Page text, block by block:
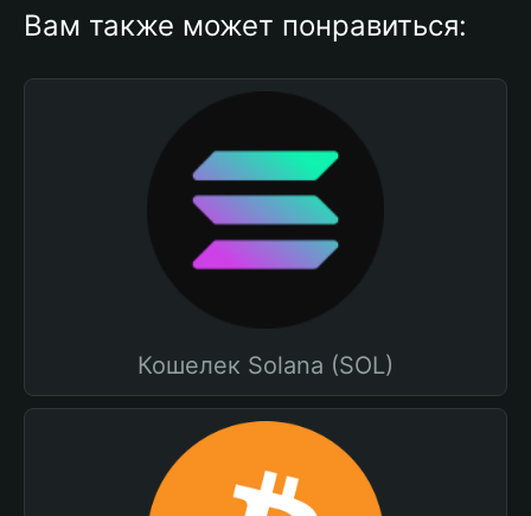
Вам также может понравиться:
Кошелек Solana (SOL)